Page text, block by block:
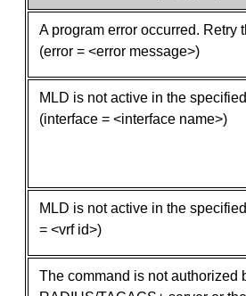
A program error occurred. Retry
(error = <error message>)
MLD is not active in the
(interface = <interface name>)
MLD is not active in the
= <vrf id>)
The command is not authorized